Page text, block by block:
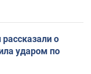
о
ударом по